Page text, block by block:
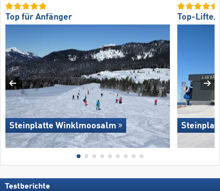
Top für Anfänger
Steinplatte Winklmoosalm
Top-Lifte/
Testberichte